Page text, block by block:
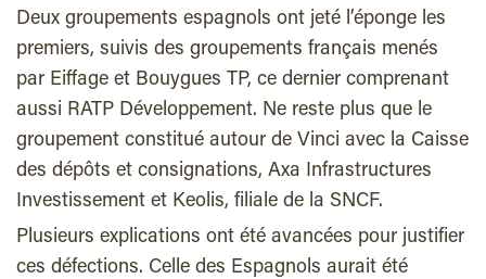
Deux groupements espagnols ont jeté l’éponge les
premiers, suivis des groupements français menés
par Eiffage et Bouygues TP, ce dernier comprenant
aussi RATP Développement. Ne reste plus que le
groupement constitué autour de Vinci avec la Caisse
des dépôts et consignations, Axa Infrastructures
Investissement et Keolis, filiale de la SNCF.
Plusieurs explications ont été avancées pour justifier
ces défections. Celle des Espagnols aurait été